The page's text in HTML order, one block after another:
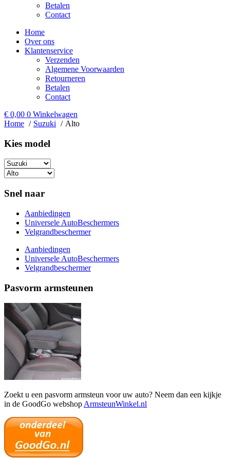
Betalen
Contact
Home
Over ons
Klantenservice
Verzenden
Algemene Voorwaarden
Retourneren
Betalen
Contact
€ 0,00 0 Winkelwagen
Home
Suzuki Alto
Kies model​
Snel naar
Aanbiedingen
Universele AutoBeschermers
Velgrandbeschermer
Aanbiedingen
Universele AutoBeschermers
Velgrandbeschermer
Pasvorm armsteunen
Zoekt u een pasvorm armsteun voor uw auto? Neem dan een kijkje
in de GoodGo webshop ArmsteunWinkel.nl